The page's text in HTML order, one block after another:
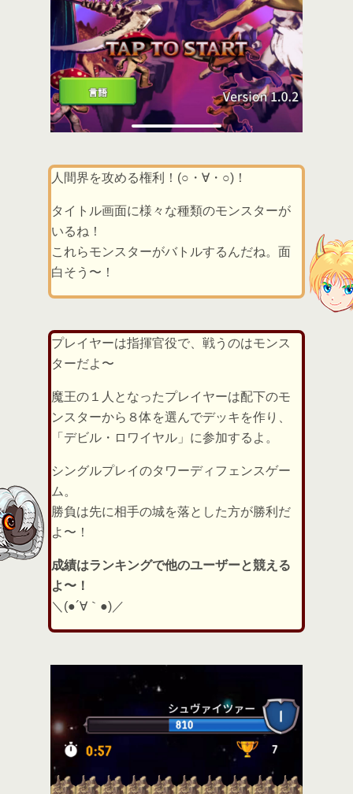
人間界を攻める権利！(○・∀・○)！
タイトル画面に様々な種類のモンスターが
いるね！
これらモンスターがバトルするんだね。面
白そう〜！
プレイヤーは指揮官役で、戦うのはモンス
ターだよ〜
魔王の１人となったプレイヤーは配下のモ
ンスターから８体を選んでデッキを作り、
「デビル・ロワイヤル」に参加するよ。
シングルプレイのタワーディフェンスゲー
ム。
勝負は先に相手の城を落とした方が勝利だ
よ〜！
成績はランキングで他のユーザーと競える
よ〜！
＼(●´∀｀●)／